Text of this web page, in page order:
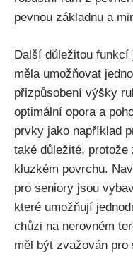
pevnou základnu a
Další důležitou
měla​ umožňovat
přizpůsobení výšky
optimální opora a
prvky jako ⁣například
také důležité,⁣
kluzkém povrchu.
pro seniory ​jsou
které umožňují
chůzi na ‌nerovném
měl ⁢být zvažován